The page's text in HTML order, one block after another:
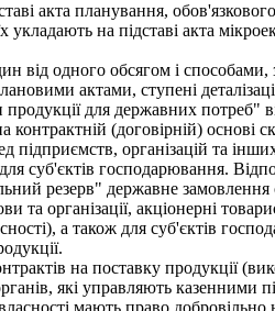
акта планування,
укладають на підставі акта
від одного обсягом і
актами, ступені
для державних потреб"
(договірній) основі
підприємств, організацій та
суб'єктів господарювання.
резерв" державне замовлення
та організації, акціонерні
а також для суб'єктів
на поставку продукції
які управляють казенними
мають право добровільно